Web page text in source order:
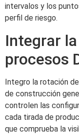
intervalos y los
perfil de riesgo.
Integrar
procesos
Integro la rotación
de construcción
controlen las
cada tirada de
que comprueba la